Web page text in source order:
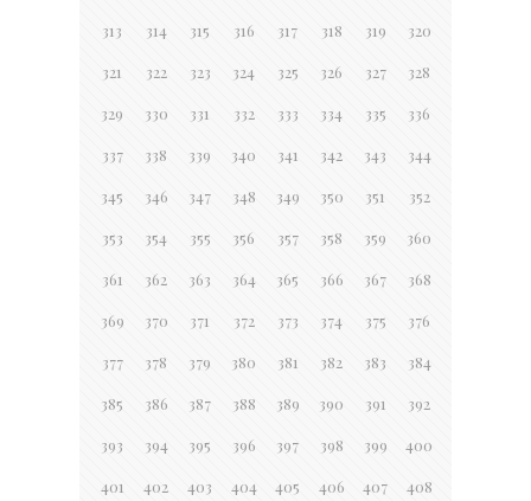
313 314 315 316 317 318 319 320
321 322 323 324 325 326 327 328
329 330 331 332 333 334 335 336
337 338 339 340 341 342 343 344
345 346 347 348 349 350 351 352
353 354 355 356 357 358 359 360
361 362 363 364 365 366 367 368
369 370 371 372 373 374 375 376
377 378 379 380 381 382 383 384
385 386 387 388 389 390 391 392
393 394 395 396 397 398 399 400
401 402 403 404 405 406 407 408